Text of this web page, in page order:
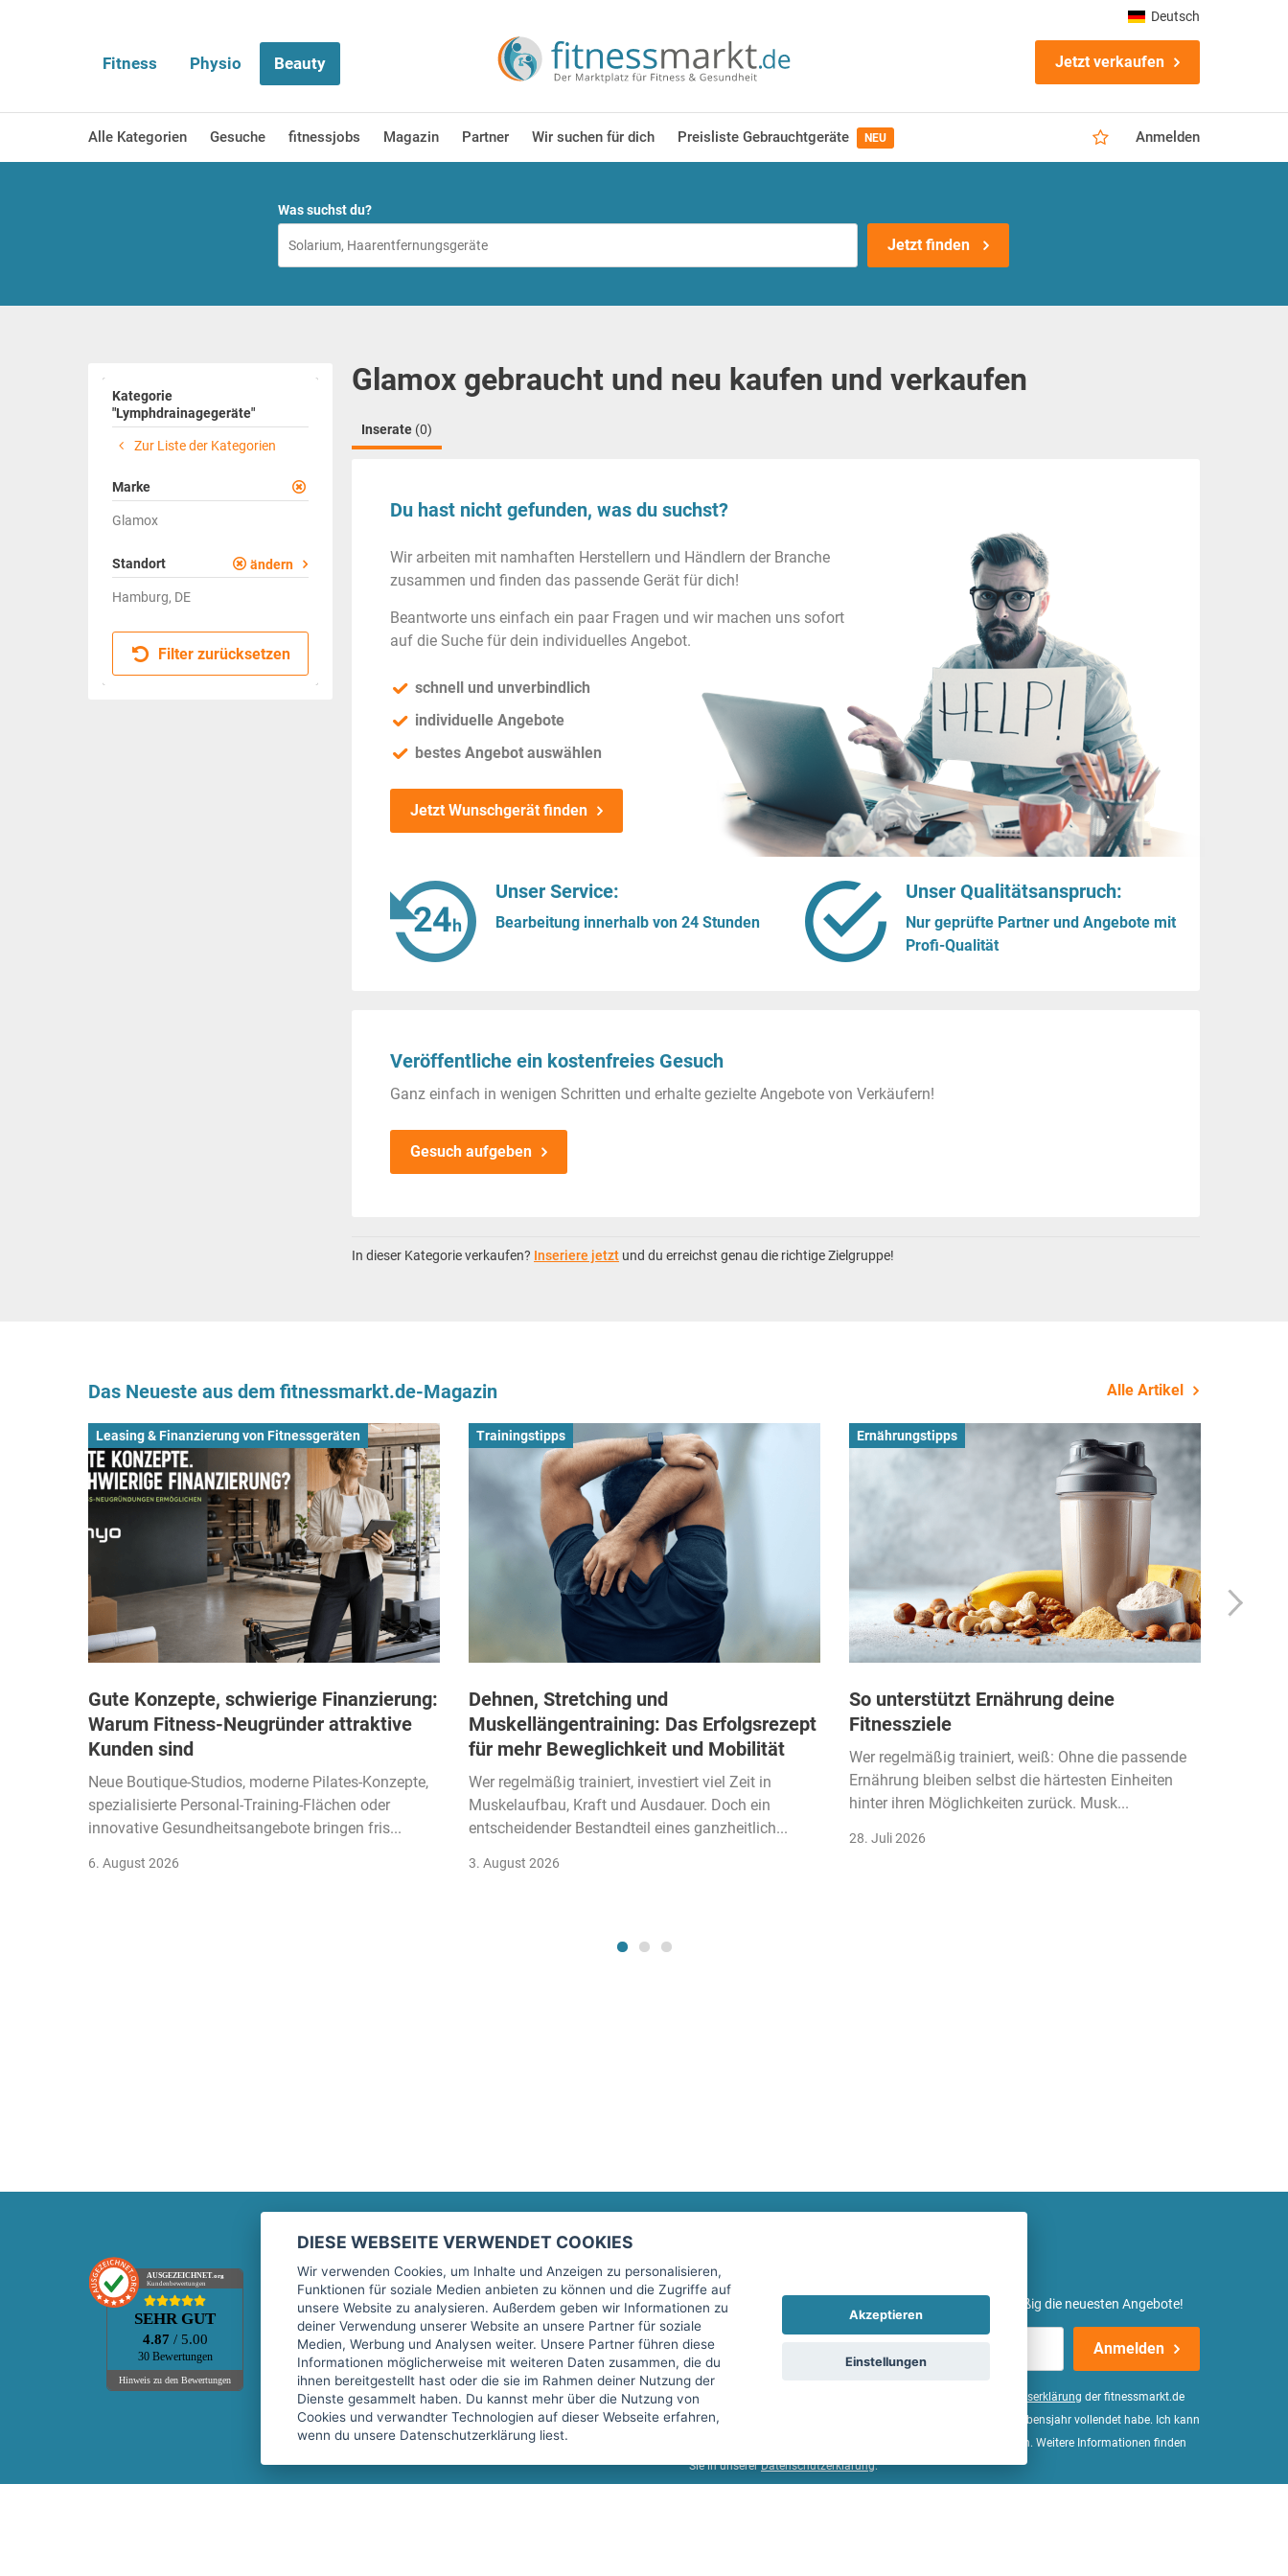
Fitness Physio Beauty Jetzt verkaufen
Alle Kategorien Gesuche fitnessjobs Magazin Partner Wir suchen für dich Preisliste Gebrauchtgeräte NEU Anmelden
Deutsch
Was suchst du?
Jetzt finden
Kategorie
"Lymphdrainagegeräte"
Zur Liste der Kategorien
Marke
Glamox
Standort ändern
Hamburg, DE
Filter zurücksetzen
Glamox gebraucht und neu kaufen und verkaufen
Inserate (0)
Du hast nicht gefunden, was du suchst?
Wir arbeiten mit namhaften Herstellern und Händlern der Branche
zusammen und finden das passende Gerät für dich!
Beantworte uns einfach ein paar Fragen und wir machen uns sofort
auf die Suche für dein individuelles Angebot.
schnell und unverbindlich
individuelle Angebote
bestes Angebot auswählen
Jetzt Wunschgerät finden
Unser Service:
Bearbeitung innerhalb von 24 Stunden
Unser Qualitätsanspruch:
Nur geprüfte Partner und Angebote mit
Profi-Qualität
Veröffentliche ein kostenfreies Gesuch
Ganz einfach in wenigen Schritten und erhalte gezielte Angebote von Verkäufern!
Gesuch aufgeben
In dieser Kategorie verkaufen? Inseriere jetzt und du erreichst genau die richtige Zielgruppe!
Das Neueste aus dem fitnessmarkt.de-Magazin Alle Artikel
Leasing & Finanzierung von Fitnessgeräten
Gute Konzepte, schwierige Finanzierung:
Warum Fitness-Neugründer attraktive
Kunden sind
Neue Boutique-Studios, moderne Pilates-Konzepte,
spezialisierte Personal-Training-Flächen oder
innovative Gesundheitsangebote bringen fris...
6. August 2026
Trainingstipps
Dehnen, Stretching und
Muskellängentraining: Das Erfolgsrezept
für mehr Beweglichkeit und Mobilität
Wer regelmäßig trainiert, investiert viel Zeit in
Muskelaufbau, Kraft und Ausdauer. Doch ein
entscheidender Bestandteil eines ganzheitlich...
3. August 2026
Ernährungstipps
So unterstützt Ernährung deine
Fitnessziele
Wer regelmäßig trainiert, weiß: Ohne die passende
Ernährung bleiben selbst die härtesten Einheiten
hinter ihren Möglichkeiten zurück. Musk...
28. Juli 2026
AUSGEZEICHNET.org
Kundenbewertungen
SEHR GUT
4.87 / 5.00
30 Bewertungen
Hinweis zu den Bewertungen
Marktplatz
Kontakt
Preise Marktplatz
FAQ Marktplatz
Über uns
Werbebuchungen
Rechtliches
Impressum
AGB
Datenschutz
Sicherheit
Top-Inserat kündigen
fitnessmarkt.de Newsletter
Trage dich hier für unseren Newsletter ein und erhalte regelmäßig die neuesten Angebote!
Anmelden
Ich stimme der Verarbeitung meiner Daten, wie in der Einwilligungserklärung der fitnessmarkt.de
services GmbH beschrieben, zu und bestätige, dass ich das 16. Lebensjahr vollendet habe. Ich kann
diese Einwilligung jederzeit mit Wirkung für die Zukunft widerrufen. Weitere Informationen finden
Sie in unsererDatenschutzerklärung.
DIESE WEBSEITE VERWENDET COOKIES
Wir verwenden Cookies, um Inhalte und Anzeigen zu personalisieren,
Funktionen für soziale Medien anbieten zu können und die Zugriffe auf
unsere Website zu analysieren. Außerdem geben wir Informationen zu
deiner Verwendung unserer Website an unsere Partner für soziale
Medien, Werbung und Analysen weiter. Unsere Partner führen diese
Informationen möglicherweise mit weiteren Daten zusammen, die du
ihnen bereitgestellt hast oder die sie im Rahmen deiner Nutzung der
Dienste gesammelt haben. Du kannst mehr über die Nutzung von
Cookies und verwandter Technologien auf dieser Webseite erfahren,
wenn du unsere Datenschutzerklärung liest.
Akzeptieren
Einstellungen